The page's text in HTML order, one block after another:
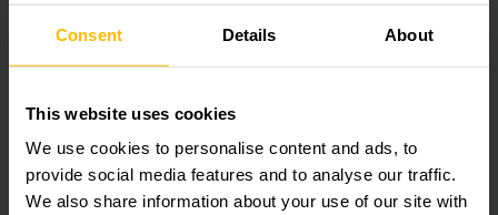
Consent Details About
This website uses cookies
We use cookies to personalise content and ads, to
provide social media features and to analyse our traffic.
We also share information about your use of our site with
visualizar este contenido.